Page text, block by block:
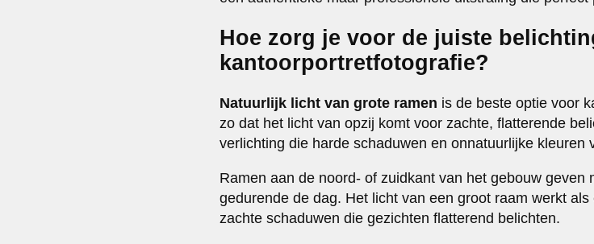
Hoe zorg je voor de juiste
kantoorportretfotografie?
Natuurlijk licht van grote ramen is de beste optie voor
zo dat het licht van opzij komt voor zachte, flatterende
verlichting die harde schaduwen en onnatuurlijke kleuren
Ramen aan de noord- of zuidkant van het gebouw geven
gedurende de dag. Het licht van een groot raam werkt
zachte schaduwen die gezichten flatterend belichten.